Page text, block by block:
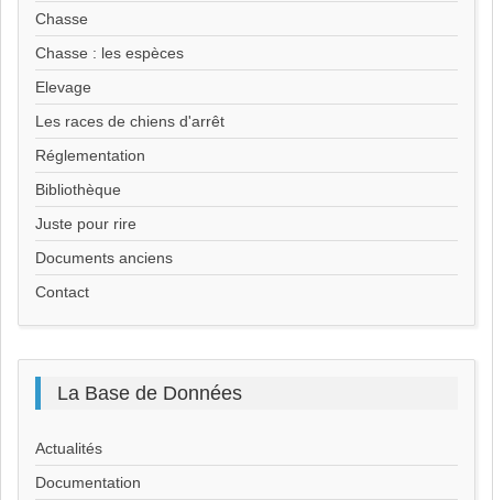
Chasse
Chasse : les espèces
Elevage
Les races de chiens d'arrêt
Réglementation
Bibliothèque
Juste pour rire
Documents anciens
Contact
La Base de Données
Actualités
Documentation